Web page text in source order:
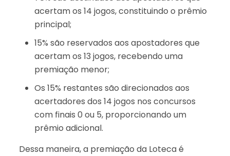
acertam os 14 jogos, constituindo o prêmio
principal;
15% são reservados aos apostadores que
acertam os 13 jogos, recebendo uma
premiação menor;
Os 15% restantes são direcionados aos
acertadores dos 14 jogos nos concursos
com finais 0 ou 5, proporcionando um
prêmio adicional.
Dessa maneira, a premiação da Loteca é